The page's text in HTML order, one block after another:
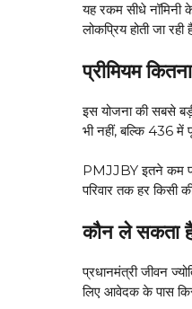
यह रकम सीधे नॉमिनी
लोकप्रिय होती जा रही
प्रीमियम
इस योजना की सबसे
भी नहीं, बल्कि ₹436
PMJJBY इतने कम
परिवार तक हर किसी
कौन ले सकता
प्रधानमंत्री जीवन
लिए आवेदक के पास